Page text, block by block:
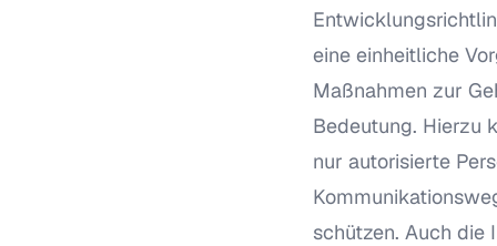
eine einheitliche
Maßnahmen zur
Bedeutung. Hierzu
nur autorisierte
schützen. Auch die